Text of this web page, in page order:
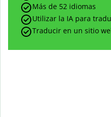
Más de 52 idiomas
Utilizar la IA para
Traducir en un sitio